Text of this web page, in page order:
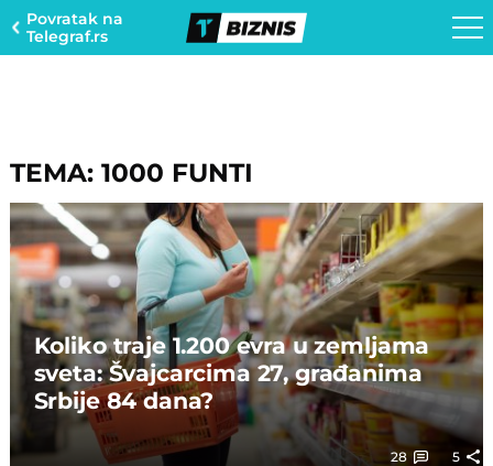
Povratak na
Telegraf.rs
TEMA: 1000 FUNTI
Koliko traje 1.200 evra u zemljama
sveta: Švajcarcima 27, građanima
Srbije 84 dana?
28 5